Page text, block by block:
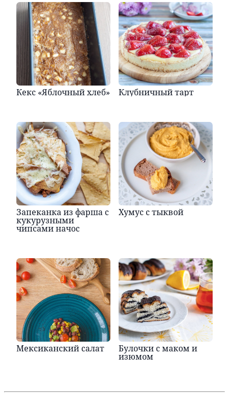
Кекс «Яблочный хлеб» Клубничный тарт
Запеканка из фарша с
кукурузными
чипсами начос
Хумус с тыквой
Мексиканский салат Булочки с маком и
изюмом